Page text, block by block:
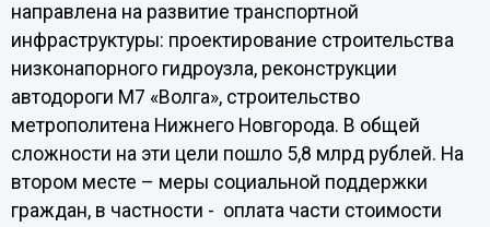
направлена на развитие транспортной
инфраструктуры: проектирование строительства
низконапорного гидроузла, реконструкции
автодороги М7 «Волга», строительство
метрополитена Нижнего Новгорода. В общей
сложности на эти цели пошло 5,8 млрд рублей. На
втором месте – меры социальной поддержки
граждан, в частности - оплата части стоимости